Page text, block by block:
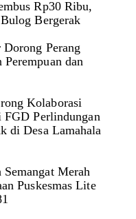
Rp30 Ribu,
Bergerak
Perang
dan
Kolaborasi
Perlindungan
di Desa Lamahala
Merah
Puskesmas Lite